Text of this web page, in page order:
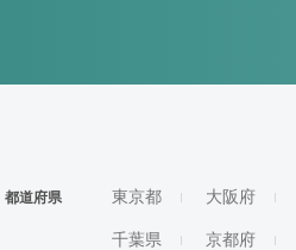
都道府県 東京都 大阪府
千葉県 京都府